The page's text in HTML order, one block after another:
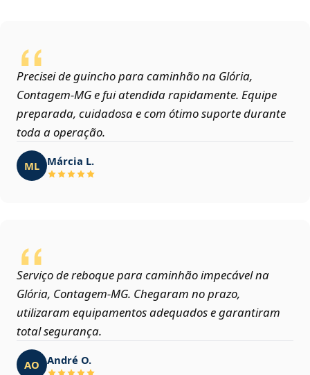
Precisei de guincho para caminhão na Glória,
Contagem‑MG e fui atendida rapidamente. Equipe
preparada, cuidadosa e com ótimo suporte durante
toda a operação.
ML Márcia L.
Serviço de reboque para caminhão impecável na
Glória, Contagem‑MG. Chegaram no prazo,
utilizaram equipamentos adequados e garantiram
total segurança.
AO André O.